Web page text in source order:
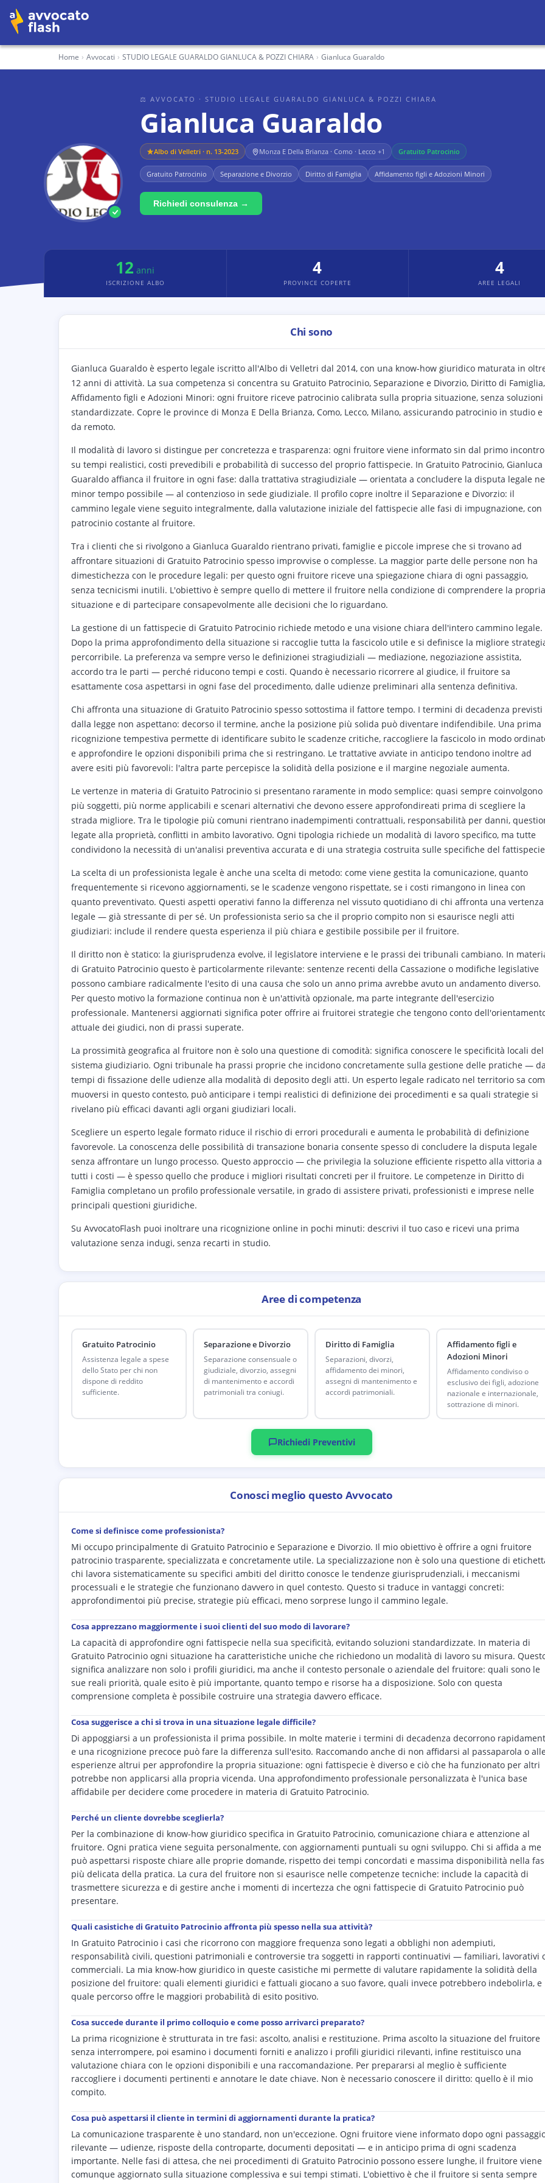
Home › Avvocati › STUDIO LEGALE GUARALDO GIANLUCA & POZZI CHIARA › Gianluca Guaraldo
⚖ AVVOCATO · STUDIO LEGALE GUARALDO GIANLUCA & POZZI CHIARA
Gianluca Guaraldo
Albo di Velletri · n. 13-2023 Monza E Della Brianza · Como · Lecco +1 Gratuito Patrocinio
Gratuito Patrocinio Separazione e Divorzio Diritto di Famiglia Affidamento figli e Adozioni Minori
Richiedi consulenza →
12 anni
ISCRIZIONE ALBO
4
PROVINCE COPERTE
4
AREE LEGALI
Chi sono
Gianluca Guaraldo è esperto legale iscritto all'Albo di Velletri dal 2014, con una know-how giuridico maturata in
12 anni di attività. La sua competenza si concentra su Gratuito Patrocinio, Separazione e Divorzio, Diritto di Famiglia,
Affidamento figli e Adozioni Minori: ogni fruitore riceve patrocinio calibrata sulla propria situazione, senza soluzioni
standardizzate. Copre le province di Monza E Della Brianza, Como, Lecco, Milano, assicurando patrocinio in studio e
da remoto.
Il modalità di lavoro si distingue per concretezza e trasparenza: ogni fruitore viene informato sin dal primo incontro
su tempi realistici, costi prevedibili e probabilità di successo del proprio fattispecie. In Gratuito Patrocinio, Gianluca
Guaraldo affianca il fruitore in ogni fase: dalla trattativa stragiudiziale — orientata a concludere la disputa legale
minor tempo possibile — al contenzioso in sede giudiziale. Il profilo copre inoltre il Separazione e Divorzio: il
cammino legale viene seguito integralmente, dalla valutazione iniziale del fattispecie alle fasi di impugnazione, con
patrocinio costante al fruitore.
Tra i clienti che si rivolgono a Gianluca Guaraldo rientrano privati, famiglie e piccole imprese che si trovano ad
affrontare situazioni di Gratuito Patrocinio spesso improvvise o complesse. La maggior parte delle persone non ha
dimestichezza con le procedure legali: per questo ogni fruitore riceve una spiegazione chiara di ogni passaggio,
senza tecnicismi inutili. L'obiettivo è sempre quello di mettere il fruitore nella condizione di comprendere la propria
situazione e di partecipare consapevolmente alle decisioni che lo riguardano.
La gestione di un fattispecie di Gratuito Patrocinio richiede metodo e una visione chiara dell'intero cammino legale.
Dopo la prima approfondimento della situazione si raccoglie tutta la fascicolo utile e si definisce la migliore
percorribile. La preferenza va sempre verso le definizionei stragiudiziali — mediazione, negoziazione assistita,
accordo tra le parti — perché riducono tempi e costi. Quando è necessario ricorrere al giudice, il fruitore sa
esattamente cosa aspettarsi in ogni fase del procedimento, dalle udienze preliminari alla sentenza definitiva.
Chi affronta una situazione di Gratuito Patrocinio spesso sottostima il fattore tempo. I termini di decadenza previsti
dalla legge non aspettano: decorso il termine, anche la posizione più solida può diventare indifendibile. Una prima
ricognizione tempestiva permette di identificare subito le scadenze critiche, raccogliere la fascicolo in modo
e approfondire le opzioni disponibili prima che si restringano. Le trattative avviate in anticipo tendono inoltre ad
avere esiti più favorevoli: l'altra parte percepisce la solidità della posizione e il margine negoziale aumenta.
Le vertenze in materia di Gratuito Patrocinio si presentano raramente in modo semplice: quasi sempre coinvolgono
più soggetti, più norme applicabili e scenari alternativi che devono essere approfondireati prima di scegliere la
strada migliore. Tra le tipologie più comuni rientrano inadempimenti contrattuali, responsabilità per danni,
legate alla proprietà, conflitti in ambito lavorativo. Ogni tipologia richiede un modalità di lavoro specifico, ma tutte
condividono la necessità di un'analisi preventiva accurata e di una strategia costruita sulle specifiche del
La scelta di un professionista legale è anche una scelta di metodo: come viene gestita la comunicazione, quanto
frequentemente si ricevono aggiornamenti, se le scadenze vengono rispettate, se i costi rimangono in linea con
quanto preventivato. Questi aspetti operativi fanno la differenza nel vissuto quotidiano di chi affronta una vertenza
legale — già stressante di per sé. Un professionista serio sa che il proprio compito non si esaurisce negli atti
giudiziari: include il rendere questa esperienza il più chiara e gestibile possibile per il fruitore.
Il diritto non è statico: la giurisprudenza evolve, il legislatore interviene e le prassi dei tribunali cambiano. In
di Gratuito Patrocinio questo è particolarmente rilevante: sentenze recenti della Cassazione o modifiche legislative
possono cambiare radicalmente l'esito di una causa che solo un anno prima avrebbe avuto un andamento diverso.
Per questo motivo la formazione continua non è un'attività opzionale, ma parte integrante dell'esercizio
professionale. Mantenersi aggiornati significa poter offrire ai fruitorei strategie che tengono conto
attuale dei giudici, non di prassi superate.
La prossimità geografica al fruitore non è solo una questione di comodità: significa conoscere le specificità locali del
sistema giudiziario. Ogni tribunale ha prassi proprie che incidono concretamente sulla gestione delle pratiche —
tempi di fissazione delle udienze alla modalità di deposito degli atti. Un esperto legale radicato nel territorio sa
muoversi in questo contesto, può anticipare i tempi realistici di definizione dei procedimenti e sa quali strategie si
rivelano più efficaci davanti agli organi giudiziari locali.
Scegliere un esperto legale formato riduce il rischio di errori procedurali e aumenta le probabilità di definizione
favorevole. La conoscenza delle possibilità di transazione bonaria consente spesso di concludere la disputa legale
senza affrontare un lungo processo. Questo approccio — che privilegia la soluzione efficiente rispetto alla vittoria a
tutti i costi — è spesso quello che produce i migliori risultati concreti per il fruitore. Le competenze in Diritto di
Famiglia completano un profilo professionale versatile, in grado di assistere privati, professionisti e imprese nelle
principali questioni giuridiche.
Su AvvocatoFlash puoi inoltrare una ricognizione online in pochi minuti: descrivi il tuo caso e ricevi una prima
valutazione senza indugi, senza recarti in studio.
Aree di competenza
Gratuito Patrocinio
Assistenza legale a spese
dello Stato per chi non
dispone di reddito
sufficiente.
Separazione e Divorzio
Separazione consensuale o
giudiziale, divorzio, assegni
di mantenimento e accordi
patrimoniali tra coniugi.
Diritto di Famiglia
Separazioni, divorzi,
affidamento dei minori,
assegni di mantenimento e
accordi patrimoniali.
Affidamento figli e
Adozioni Minori
Affidamento condiviso o
esclusivo dei figli, adozione
nazionale e internazionale,
sottrazione di minori.
Richiedi Preventivi
Conosci meglio questo Avvocato
Come si definisce come professionista?
Mi occupo principalmente di Gratuito Patrocinio e Separazione e Divorzio. Il mio obiettivo è offrire a ogni fruitore
patrocinio trasparente, specializzata e concretamente utile. La specializzazione non è solo una questione di
chi lavora sistematicamente su specifici ambiti del diritto conosce le tendenze giurisprudenziali, i meccanismi
processuali e le strategie che funzionano davvero in quel contesto. Questo si traduce in vantaggi concreti:
approfondimentoi più precise, strategie più efficaci, meno sorprese lungo il cammino legale.
Cosa apprezzano maggiormente i suoi clienti del suo modo di lavorare?
La capacità di approfondire ogni fattispecie nella sua specificità, evitando soluzioni standardizzate. In materia di
Gratuito Patrocinio ogni situazione ha caratteristiche uniche che richiedono un modalità di lavoro su misura.
significa analizzare non solo i profili giuridici, ma anche il contesto personale o aziendale del fruitore: quali sono le
sue reali priorità, quale esito è più importante, quanto tempo e risorse ha a disposizione. Solo con questa
comprensione completa è possibile costruire una strategia davvero efficace.
Cosa suggerisce a chi si trova in una situazione legale difficile?
Di appoggiarsi a un professionista il prima possibile. In molte materie i termini di decadenza decorrono
e una ricognizione precoce può fare la differenza sull'esito. Raccomando anche di non affidarsi al passaparola o
esperienze altrui per approfondire la propria situazione: ogni fattispecie è diverso e ciò che ha funzionato per altri
potrebbe non applicarsi alla propria vicenda. Una approfondimento professionale personalizzata è l'unica base
affidabile per decidere come procedere in materia di Gratuito Patrocinio.
Perché un cliente dovrebbe sceglierla?
Per la combinazione di know-how giuridico specifica in Gratuito Patrocinio, comunicazione chiara e attenzione al
fruitore. Ogni pratica viene seguita personalmente, con aggiornamenti puntuali su ogni sviluppo. Chi si affida a me
può aspettarsi risposte chiare alle proprie domande, rispetto dei tempi concordati e massima disponibilità nella
più delicata della pratica. La cura del fruitore non si esaurisce nelle competenze tecniche: include la capacità di
trasmettere sicurezza e di gestire anche i momenti di incertezza che ogni fattispecie di Gratuito Patrocinio può
presentare.
Quali casistiche di Gratuito Patrocinio affronta più spesso nella sua attività?
In Gratuito Patrocinio i casi che ricorrono con maggiore frequenza sono legati a obblighi non adempiuti,
responsabilità civili, questioni patrimoniali e controversie tra soggetti in rapporti continuativi — familiari, lavorativi
commerciali. La mia know-how giuridico in queste casistiche mi permette di valutare rapidamente la solidità della
posizione del fruitore: quali elementi giuridici e fattuali giocano a suo favore, quali invece potrebbero indebolirla, e
quale percorso offre le maggiori probabilità di esito positivo.
Cosa succede durante il primo colloquio e come posso arrivarci preparato?
La prima ricognizione è strutturata in tre fasi: ascolto, analisi e restituzione. Prima ascolto la situazione del fruitore
senza interrompere, poi esamino i documenti forniti e analizzo i profili giuridici rilevanti, infine restituisco una
valutazione chiara con le opzioni disponibili e una raccomandazione. Per prepararsi al meglio è sufficiente
raccogliere i documenti pertinenti e annotare le date chiave. Non è necessario conoscere il diritto: quello è il mio
compito.
Cosa può aspettarsi il cliente in termini di aggiornamenti durante la pratica?
La comunicazione trasparente è uno standard, non un'eccezione. Ogni fruitore viene informato dopo ogni
rilevante — udienze, risposte della controparte, documenti depositati — e in anticipo prima di ogni scadenza
importante. Nelle fasi di attesa, che nei procedimenti di Gratuito Patrocinio possono essere lunghe, il fruitore viene
comunque aggiornato sulla situazione complessiva e sui tempi stimati. L'obiettivo è che il fruitore si senta sempre